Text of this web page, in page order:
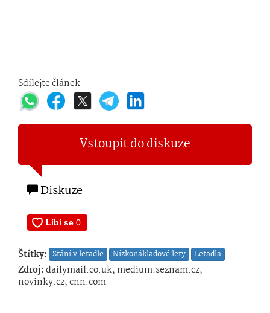
Sdílejte článek
Vstoupit do diskuze
Diskuze
Štítky: Stání v letadle Nízkonákladové lety Letadla
Zdroj:dailymail.co.uk, medium.seznam.cz,
novinky.cz, cnn.com